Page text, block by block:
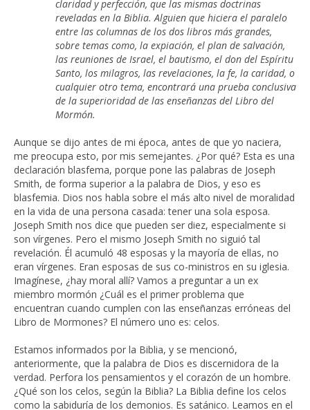
claridad y perfección, que las mismas doctrinas
reveladas en la Biblia. Alguien que hiciera el paralelo
entre las columnas de los dos libros más grandes,
sobre temas como, la expiación, el plan de salvación,
las reuniones de Israel, el bautismo, el don del Espíritu
Santo, los milagros, las revelaciones, la fe, la caridad, o
cualquier otro tema, encontrará una prueba conclusiva
de la superioridad de las enseñanzas del Libro del
Mormón.
Aunque se dijo antes de mi época, antes de que yo naciera,
me preocupa esto, por mis semejantes. ¿Por qué? Esta es una
declaración blasfema, porque pone las palabras de Joseph
Smith, de forma superior a la palabra de Dios, y eso es
blasfemia. Dios nos habla sobre el más alto nivel de moralidad
en la vida de una persona casada: tener una sola esposa.
Joseph Smith nos dice que pueden ser diez, especialmente si
son vírgenes. Pero el mismo Joseph Smith no siguió tal
revelación. Él acumuló 48 esposas y la mayoría de ellas, no
eran vírgenes. Eran esposas de sus co-ministros en su iglesia.
Imagínese, ¿hay moral allí? Vamos a preguntar a un ex
miembro mormón ¿Cuál es el primer problema que
encuentran cuando cumplen con las enseñanzas erróneas del
Libro de Mormones? El número uno es: celos.
Estamos informados por la Biblia, y se mencionó,
anteriormente, que la palabra de Dios es discernidora de la
verdad. Perfora los pensamientos y el corazón de un hombre.
¿Qué son los celos, según la Biblia? La Biblia define los celos
como la sabiduría de los demonios. Es satánico. Leamos en el